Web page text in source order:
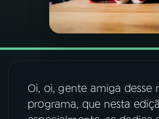
PODCASTS
07ÚLTIMAS
Oi, oi, gente amiga desse
programa, que nesta